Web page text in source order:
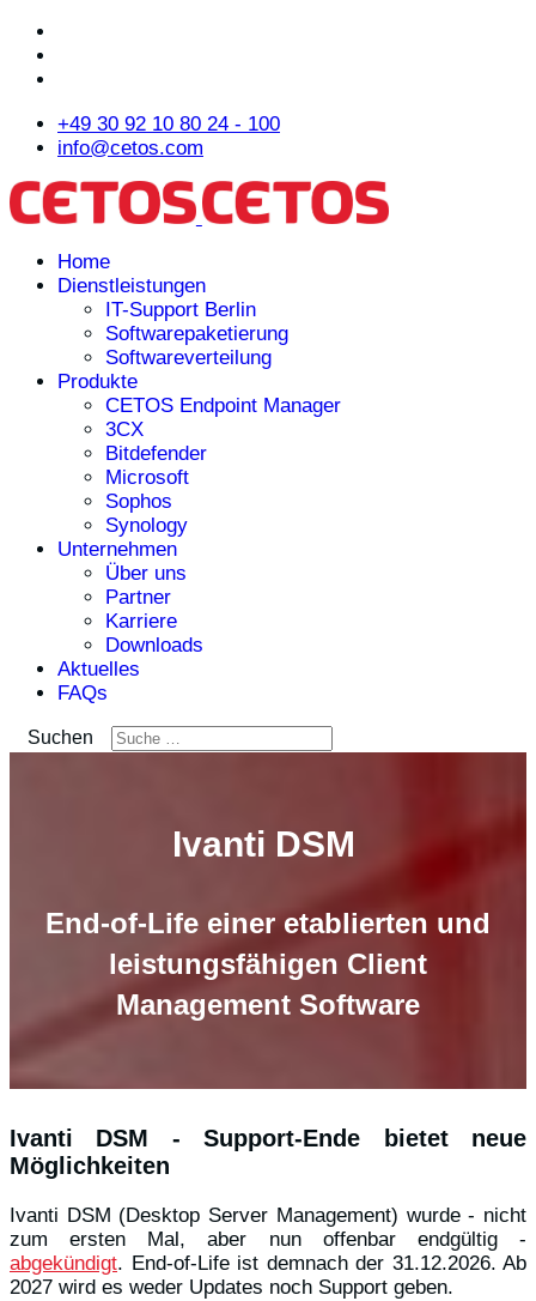
+49 30 92 10 80 24 - 100
info@cetos.com
Home
Dienstleistungen
IT-Support Berlin
Softwarepaketierung
Softwareverteilung
Produkte
CETOS Endpoint Manager
3CX
Bitdefender
Microsoft
Sophos
Synology
Unternehmen
Über uns
Partner
Karriere
Downloads
Aktuelles
FAQs
Suchen
Ivanti DSM
End-of-Life einer etablierten und
leistungsfähigen Client
Management Software
Ivanti DSM - Support-Ende bietet neue
Möglichkeiten
Ivanti DSM (Desktop Server Management) wurde - nicht
zum ersten Mal, aber nun offenbar endgültig -
abgekündigt. End-of-Life ist demnach der 31.12.2026. Ab
2027 wird es weder Updates noch Support geben.